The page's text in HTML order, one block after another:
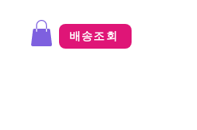
배송조회